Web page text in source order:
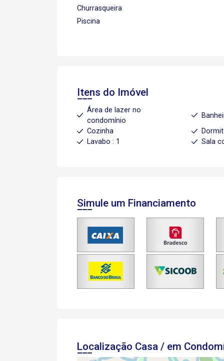
Churrasqueira
Piscina
Itens do Imóvel
Área de lazer no
condomínio
Cozinha
Lavabo : 1
Sala
Simule um Financiamento
Localização Casa / em